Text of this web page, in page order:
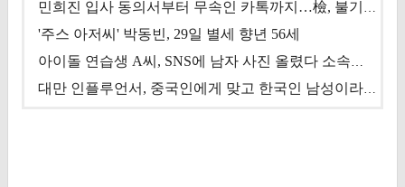
민희진 입사 동의서부터 무속인 카톡까지…檢, 불기소 처분 근거들 [이슈&톡]
'주스 아저씨' 박동빈, 29일 별세 향년 56세
아이돌 연습생 A씨, SNS에 남자 사진 올렸다 소속사 퇴출
대만 인플루언서, 중국인에게 맞고 한국인 남성이라 진술 '후폭풍'